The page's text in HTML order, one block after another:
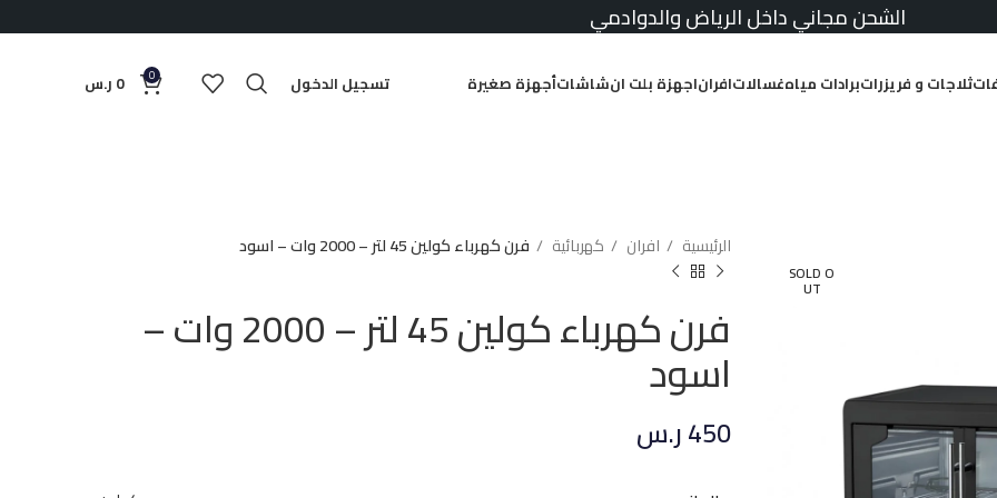
الشحن مجاني داخل الرياض والدوادمي
ثلاجات و فريزراتبرادات مياهغسالاتافراناجهزة بلت انشاشاتأجهزة صغيرة تسجيل الدخول 0
0 ر.س
SOLD O
UT
الرئيسية افران كهربائية فرن كهرباء كولين 45 لتر – 2000 وات – اسود
فرن كهرباء كولين 45 لتر – 2000 وات –
اسود
450ر.س